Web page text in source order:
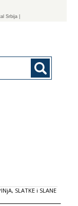
Srbija |
SLATKE i SLANE